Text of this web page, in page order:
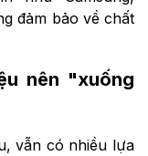
đảm bảo về chất
nên "xuống
vẫn có nhiều lựa